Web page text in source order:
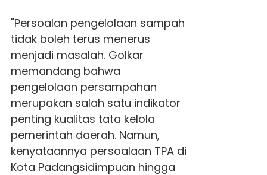
"Persoalan pengelolaan sampah
tidak boleh terus menerus
menjadi masalah. Golkar
memandang bahwa
pengelolaan persampahan
merupakan salah satu indikator
penting kualitas tata kelola
pemerintah daerah. Namun,
kenyataannya persoalaan TPA di
Kota Padangsidimpuan hingga